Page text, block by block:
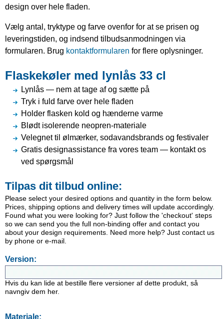
design over hele fladen.
Vælg antal, tryktype og farve ovenfor for at se prisen og
leveringstiden, og indsend tilbudsanmodningen via
formularen. Brug kontaktformularen for flere oplysninger.
Flaskekøler med lynlås 33 cl
Lynlås — nem at tage af og sætte på
Tryk i fuld farve over hele fladen
Holder flasken kold og hænderne varme
Blødt isolerende neopren-materiale
Velegnet til ølmærker, sodavandsbrands og festivaler
Gratis designassistance fra vores team — kontakt os
ved spørgsmål
Tilpas dit tilbud online:
Please select your desired options and quantity in the form below.
Prices, shipping options and delivery times will update accordingly.
Found what you were looking for? Just follow the 'checkout' steps
so we can send you the full non-binding offer and contact you
about your design requirements. Need more help? Just contact us
by phone or e-mail.
Version:
Hvis du kan lide at bestille flere versioner af dette produkt, så
navngiv dem her.
Materiale: